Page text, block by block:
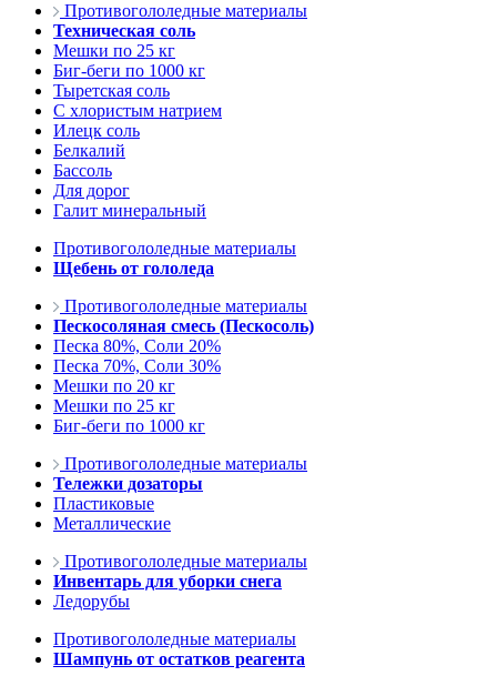
Противогололедные материалы
Техническая соль
Мешки по 25 кг
Биг-беги по 1000 кг
Тыретская соль
С хлористым натрием
Илецк соль
Белкалий
Бассоль
Для дорог
Галит минеральный
Противогололедные материалы
Щебень от гололеда
Противогололедные материалы
Пескосоляная смесь (Пескосоль)
Песка 80%, Соли 20%
Песка 70%, Соли 30%
Мешки по 20 кг
Мешки по 25 кг
Биг-беги по 1000 кг
Противогололедные материалы
Тележки дозаторы
Пластиковые
Металлические
Противогололедные материалы
Инвентарь для уборки снега
Ледорубы
Противогололедные материалы
Шампунь от остатков реагента